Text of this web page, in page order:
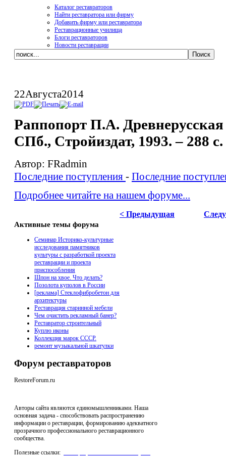
Каталог реставраторов
Найти реставратора или фирму
Добавить фирму или реставратора
Реставрационные училища
Блоги реставраторов
Новости реставрации
22Августа2014
Раппопорт П.А.
СПб., Стройиздат, 1993. – 288 с.
Автор: FRadmin
Последние поступления - Последние
Подробнее читайте на нашем форуме...
< Предыдущая
Активные темы форума
Семинар Историко-культурные
исследования памятников
культуры с разработкой проекта
реставрации и проекта
приспособления
Шпон на хвое. Что делать?
Позолота куполов в России
[реклама] Стеклофибробетон для
архитектуры
Реставрация старинной мебели
Чем очистить рекламный банер?
Реставратор строительный
Куплю иконы
Коллекция марок СССР.
ремонт музыкальной шкатулки
Форум реставраторов
RestoreForum.ru
Авторы сайта являются единомышленниками. Наша
основная задача - способствовать распространению
информации о реставрации, формированию адекватного
прозрачного профессионального реставрационного
сообщества.
Полезные ссылки: